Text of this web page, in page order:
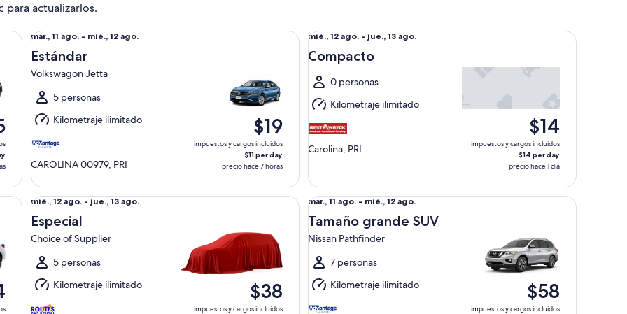
para actualizarlos.
Del
mar.,
11
ago.
al
mié.,
12
ago.
mar., 11 ago. - mié., 12 ago.
Estándar
Volkswagon Jetta
5 personas
Kilometraje ilimitado
CAROLINA 00979, PRI
$19
impuestos y cargos incluidos
$11 per day
precio hace 7 horas
Estándar Volkswagon Jetta
Del
mié.,
ago.
al
jue.,
13
mié., 12 ago. - jue., 13 ago.
Compacto
0 personas
Kilometraje ilimitado
Carolina, PRI
$14
impuestos y cargos incluidos
$14 per day
precio hace 1 día
Compacto undefined
Del
mié.,
12
ago.
al
jue.,
13
ago.
mié., 12 ago. - jue., 13 ago.
Especial
Choice of Supplier
5 personas
Kilometraje ilimitado
$38
impuestos y cargos incluidos
Especial Choice of Supplier
Del
mar.,
11
ago.
al
mié.,
12
ago.
mar., 11 ago. - mié., 12 ago.
Tamaño grande SUV
Nissan Pathfinder
7 personas
Kilometraje ilimitado
$58
impuestos y cargos incluidos
Tamaño grande SUV Nissan Pathfinder